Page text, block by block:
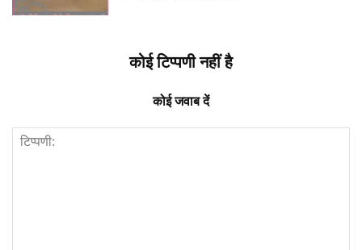
कोई टिप्पणी नहीं है
कोई जवाब दें